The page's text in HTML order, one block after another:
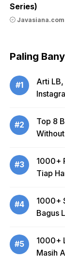
Series)
Javasiana.com
Paling
#1
Arti LB,
#2
Top 8
#3
1000+
Tiap
#4
1000+
Bagus
#5
1000+
Masih